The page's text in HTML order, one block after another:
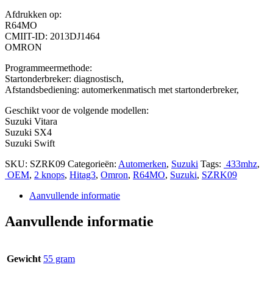
Afdrukken op:
R64MO
CMIIT-ID: 2013DJ1464
OMRON
Programmeermethode:
Startonderbreker: diagnostisch,
Afstandsbediening: automerkenmatisch met startonderbreker,
Geschikt voor de volgende modellen:
Suzuki Vitara
Suzuki SX4
Suzuki Swift
SKU: SZRK09 Categorieën: Automerken, Suzuki Tags: 433mhz,
OEM, 2 knops, Hitag3, Omron, R64MO, Suzuki, SZRK09
Aanvullende informatie
Aanvullende informatie
Gewicht 55 gram